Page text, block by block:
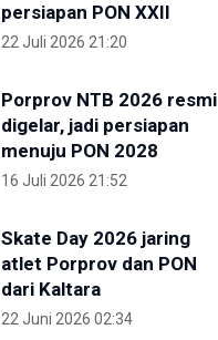
persiapan PON XXII
22 Juli 2026 21:20
Porprov NTB 2026 resmi
digelar, jadi persiapan
menuju PON 2028
16 Juli 2026 21:52
Skate Day 2026 jaring
atlet Porprov dan PON
dari Kaltara
22 Juni 2026 02:34